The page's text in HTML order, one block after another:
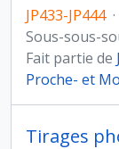
JP433-JP444 ·
Sous-sous-
Fait partie de
Proche- et
Tirages